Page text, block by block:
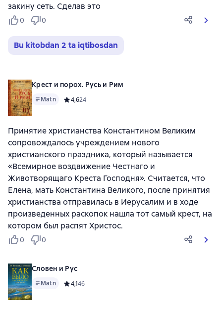
закину сеть. Сделав это
0 0
Bu kitobdan 2 ta iqtibosdan
Крест и порох. Русь и Рим
Matn Средний рейтинг 4,6 на основе 24 оценок
4,624
Принятие христианства Константином Великим
сопровождалось учреждением нового
христианского праздника, который называется
«Всемирное воздвижение Честнаго и
Животворящаго Креста Господня». Считается, что
Елена, мать Константина Великого, после принятия
христианства отправилась в Иерусалим и в ходе
произведенных раскопок нашла тот самый крест, на
котором был распят Христос.
0 0
Словен и Рус
Matn Средний рейтинг 4,1 на основе 46 оценок
4,146